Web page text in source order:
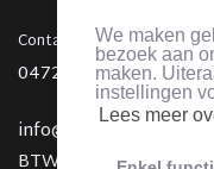
We maken
bezoek aan
maken.
instellingen
Lees meer
Contact:
0472 47 40 90